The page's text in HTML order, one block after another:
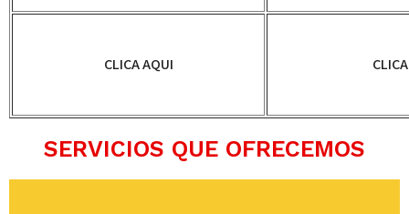
CLICA AQUI
SERVICIOS QUE OFRECEMOS